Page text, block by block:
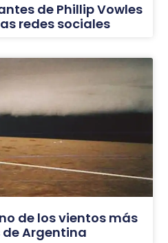
de Phillip Vowles
redes sociales
de los vientos más
Argentina